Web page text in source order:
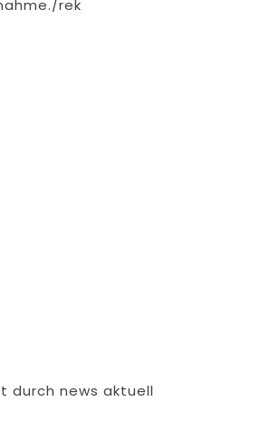
rek
durch news aktuell